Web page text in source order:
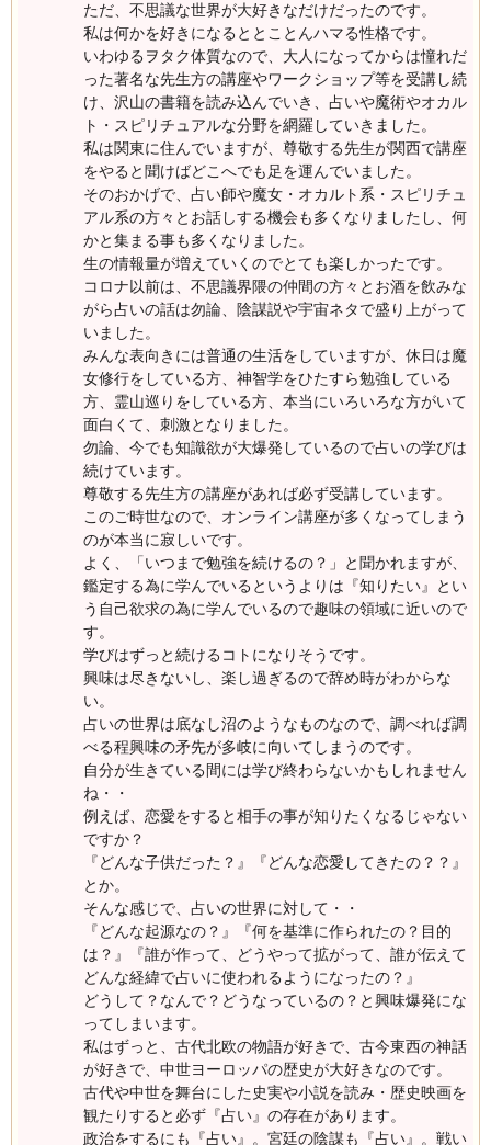
ただ、不思議な世界が大好きなだけだったのです。
私は何かを好きになるととことんハマる性格です。
いわゆるヲタク体質なので、大人になってからは憧れだ
った著名な先生方の講座やワークショップ等を受講し続
け、沢山の書籍を読み込んでいき、占いや魔術やオカル
ト・スピリチュアルな分野を網羅していきました。
私は関東に住んでいますが、尊敬する先生が関西で講座
をやると聞けばどこへでも足を運んでいました。
そのおかげで、占い師や魔女・オカルト系・スピリチュ
アル系の方々とお話しする機会も多くなりましたし、何
かと集まる事も多くなりました。
生の情報量が増えていくのでとても楽しかったです。
コロナ以前は、不思議界隈の仲間の方々とお酒を飲みな
がら占いの話は勿論、陰謀説や宇宙ネタで盛り上がって
いました。
みんな表向きには普通の生活をしていますが、休日は魔
女修行をしている方、神智学をひたすら勉強している
方、霊山巡りをしている方、本当にいろいろな方がいて
面白くて、刺激となりました。
勿論、今でも知識欲が大爆発しているので占いの学びは
続けています。
尊敬する先生方の講座があれば必ず受講しています。
このご時世なので、オンライン講座が多くなってしまう
のが本当に寂しいです。
よく、「いつまで勉強を続けるの？」と聞かれますが、
鑑定する為に学んでいるというよりは『知りたい』とい
う自己欲求の為に学んでいるので趣味の領域に近いので
す。
学びはずっと続けるコトになりそうです。
興味は尽きないし、楽し過ぎるので辞め時がわからな
い。
占いの世界は底なし沼のようなものなので、調べれば調
べる程興味の矛先が多岐に向いてしまうのです。
自分が生きている間には学び終わらないかもしれません
ね・・
例えば、恋愛をすると相手の事が知りたくなるじゃない
ですか？
『どんな子供だった？』『どんな恋愛してきたの？？』
とか。
そんな感じで、占いの世界に対して・・
『どんな起源なの？』『何を基準に作られたの？目的
は？』『誰が作って、どうやって拡がって、誰が伝えて
どんな経緯で占いに使われるようになったの？』
どうして？なんで？どうなっているの？と興味爆発にな
ってしまいます。
私はずっと、古代北欧の物語が好きで、古今東西の神話
が好きで、中世ヨーロッパの歴史が大好きなのです。
古代や中世を舞台にした史実や小説を読み・歴史映画を
観たりすると必ず『占い』の存在があります。
政治をするにも『占い』。宮廷の陰謀も『占い』。戦い